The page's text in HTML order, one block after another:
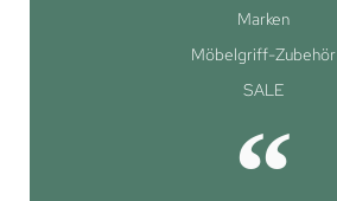
Marken
Möbelgriff-Zubehör
SALE